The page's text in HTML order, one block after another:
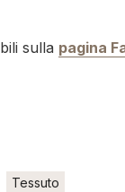
sulla pagina
Tessuto